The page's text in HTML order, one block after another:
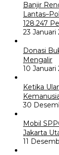
Banjir
128.247
23 Januari
Donasi
Mengalir
10 Januari
Ketika
30
Mobil
Jakarta
11